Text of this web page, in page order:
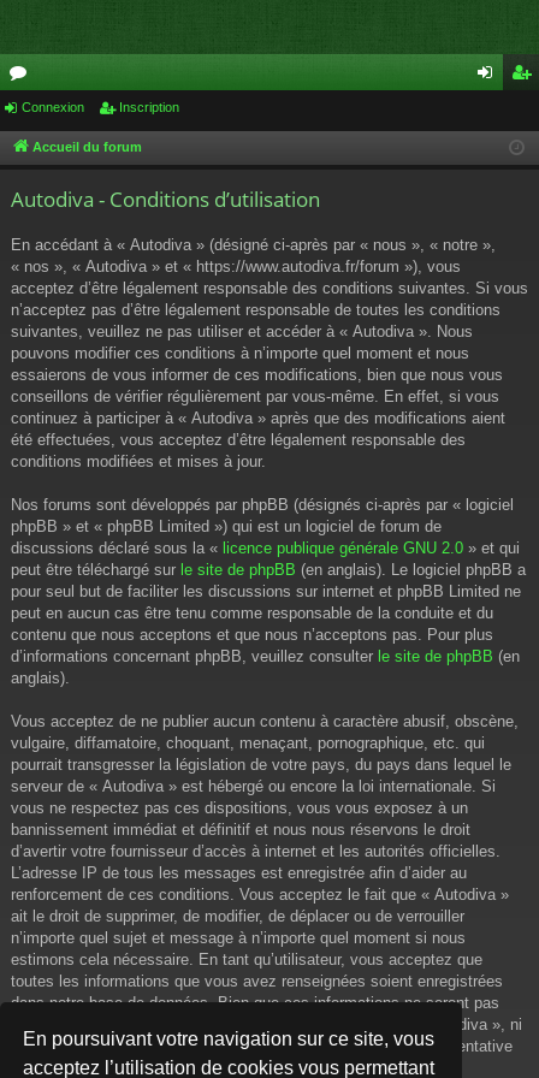
En poursuivant votre navigation sur ce site, vous
acceptez l’utilisation de cookies vous permettant
or
u cri
Connexion Inscription
Accueil du forum
Autodiva - Conditions d’utilisation
En accédant à « Autodiva » (désigné ci-après par « nous », « notre »,
« nos », « Autodiva » et « https://www.autodiva.fr/forum »), vous
acceptez d’être légalement responsable des conditions suivantes. Si vous
n’acceptez pas d’être légalement responsable de toutes les conditions
suivantes, veuillez ne pas utiliser et accéder à « Autodiva ». Nous
pouvons modifier ces conditions à n’importe quel moment et nous
essaierons de vous informer de ces modifications, bien que nous vous
conseillons de vérifier régulièrement par vous-même. En effet, si vous
continuez à participer à « Autodiva » après que des modifications aient
été effectuées, vous acceptez d’être légalement responsable des
conditions modifiées et mises à jour.
Nos forums sont développés par phpBB (désignés ci-après par « logiciel
phpBB » et « phpBB Limited ») qui est un logiciel de forum de
discussions déclaré sous la « licence publique générale GNU 2.0 » et qui
peut être téléchargé sur le site de phpBB (en anglais). Le logiciel phpBB a
pour seul but de faciliter les discussions sur internet et phpBB Limited ne
peut en aucun cas être tenu comme responsable de la conduite et du
contenu que nous acceptons et que nous n’acceptons pas. Pour plus
d’informations concernant phpBB, veuillez consulter le site de phpBB (en
anglais).
Vous acceptez de ne publier aucun contenu à caractère abusif, obscène,
vulgaire, diffamatoire, choquant, menaçant, pornographique, etc. qui
pourrait transgresser la législation de votre pays, du pays dans lequel le
serveur de « Autodiva » est hébergé ou encore la loi internationale. Si
vous ne respectez pas ces dispositions, vous vous exposez à un
bannissement immédiat et définitif et nous nous réservons le droit
d’avertir votre fournisseur d’accès à internet et les autorités officielles.
L’adresse IP de tous les messages est enregistrée afin d’aider au
renforcement de ces conditions. Vous acceptez le fait que « Autodiva »
ait le droit de supprimer, de modifier, de déplacer ou de verrouiller
n’importe quel sujet et message à n’importe quel moment si nous
estimons cela nécessaire. En tant qu’utilisateur, vous acceptez que
toutes les informations que vous avez renseignées soient enregistrées
dans notre base de données. Bien que ces informations ne seront pas
diffusées à une tierce partie sans votre consentement, ni « Autodiva », ni
phpBB, ne pourront être tenus comme responsables en cas de tentative
de piratage informatique visant à compromettre vos données.